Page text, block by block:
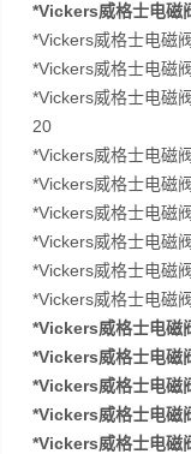
*Vickers威格士电磁
*Vickers威格士电磁
*Vickers威格士电磁
*Vickers威格士电磁
20
*Vickers威格士电磁
*Vickers威格士电磁
*Vickers威格士电磁
*Vickers威格士电磁
*Vickers威格士电磁
*Vickers威格士电磁
*Vickers威格士电磁
*Vickers威格士电磁
*Vickers威格士电磁
*Vickers威格士电磁
*Vickers威格士电磁